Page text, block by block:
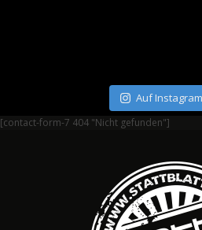
Auf
[contact-form-7 404 "Nicht gefunden"]